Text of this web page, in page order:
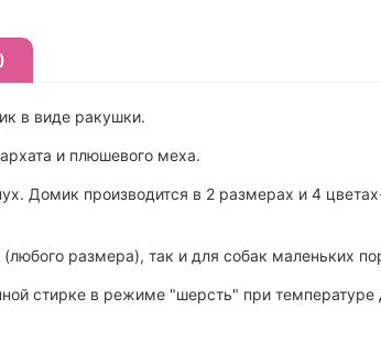
в виде ракушки.
и плюшевого меха.
Домик производится в 2 размерах и 4
размера), так и для собак маленьких
стирке в режиме "шерсть" при температуре